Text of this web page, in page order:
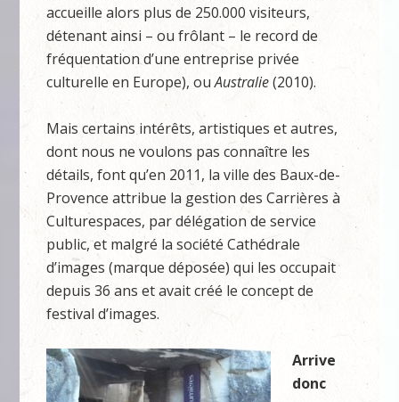
accueille alors plus de 250.000 visiteurs,
détenant ainsi – ou frôlant – le record de
fréquentation d’une entreprise privée
culturelle en Europe), ouAustralie(2010).
Mais certains intérêts, artistiques et autres,
dont nous ne voulons pas connaître les
détails, font qu’en 2011, la ville des Baux-de-
Provence attribue la gestion des Carrières à
Culturespaces, par délégation de service
public, et malgré la société Cathédrale
d’images (marque déposée) qui les occupait
depuis 36 ans et avait créé le concept de
festival d’images.
Arrive
donc